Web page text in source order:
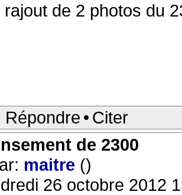
rajout de 2 photos du
Répondre • Citer
de 2300
maitre ()
26 octobre 2012